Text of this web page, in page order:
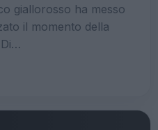
giallorosso ha messo
il momento della
Di…